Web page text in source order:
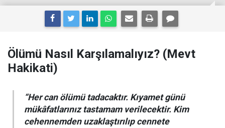
Ölümü Nasıl Karşılamalıyız? (Mevt
Hakikati)
“Her can ölümü tadacaktır. Kıyamet günü
mükâfatlarınız tastamam verilecektir. Kim
cehennemden uzaklaştırılıp cennete